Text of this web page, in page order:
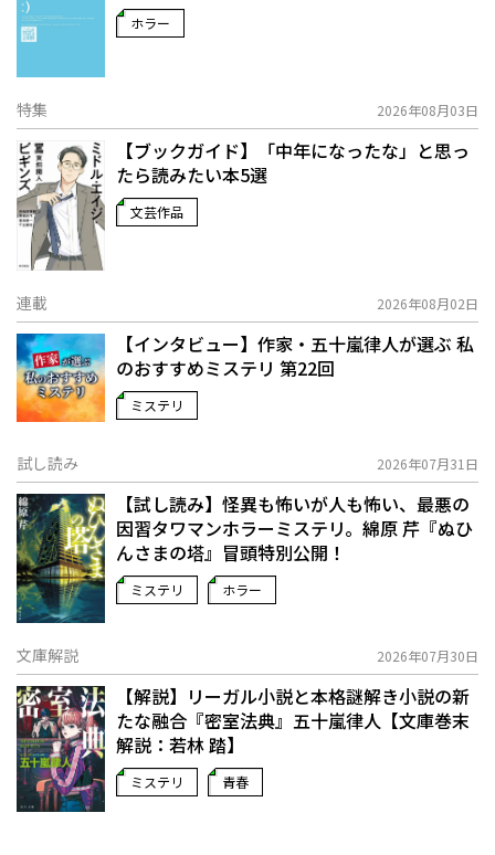
ホラー
特集 2026年08月03日
【ブックガイド】「中年になったな」と思っ
たら読みたい本5選
文芸作品
連載 2026年08月02日
【インタビュー】作家・五十嵐律人が選ぶ 私
のおすすめミステリ 第22回
ミステリ
試し読み 2026年07月31日
【試し読み】怪異も怖いが人も怖い、最悪の
因習タワマンホラーミステリ。綿原 芹『ぬひ
んさまの塔』冒頭特別公開！
ミステリ ホラー
文庫解説 2026年07月30日
【解説】リーガル小説と本格謎解き小説の新
たな融合――『密室法典』五十嵐律人【文庫巻末
解説：若林 踏】
ミステリ 青春